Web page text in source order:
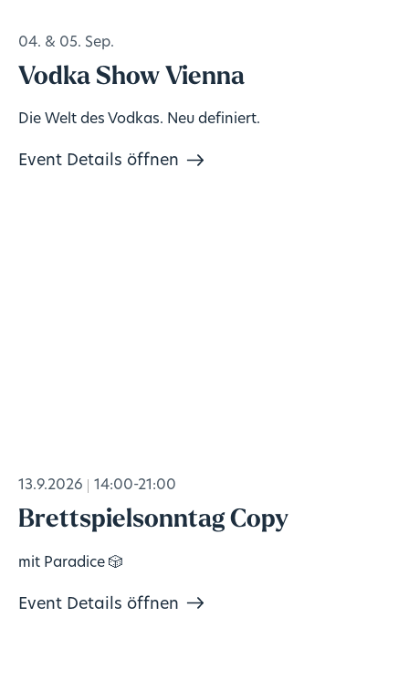
04. & 05. Sep.
Vodka Show Vienna
Die Welt des Vodkas. Neu definiert.
Event Details öffnen
13.9.2026 14:00-21:00
Brettspielsonntag Copy
mit Paradice 🎲
Event Details öffnen